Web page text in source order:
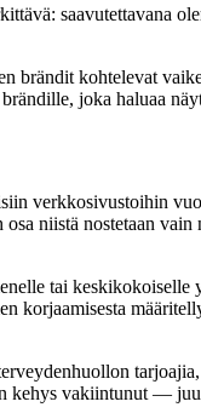
saavutettavana
kohtelevat
joka haluaa
verkkosivustoihin
niistä nostetaan
tai
kehys vakiintunut —